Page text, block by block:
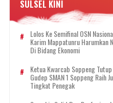
SULSEL KINI
Lolos Ke Semifinal OSN
Karim Mappatunru Harumkan
Di Bidang Ekonomi
Ketua Kwarcab Soppeng
Gudep SMAN 1 Soppeng Raih
Tingkat Penegak